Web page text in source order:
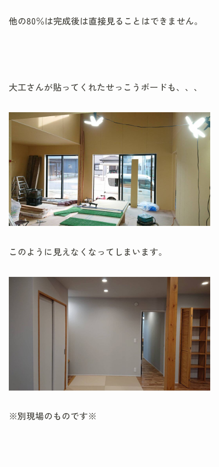
他の80％は完成後は直接見ることはできません。
大工さんが貼ってくれたせっこうボードも、、、
このように見えなくなってしまいます。
※別現場のものです※